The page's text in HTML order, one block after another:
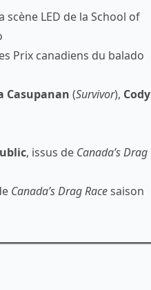
LED de la School of
Prix canadiens du balado
Casupanan (Survivor), Cody
, issus de Canada’s Drag
Canada’s Drag Racesaison